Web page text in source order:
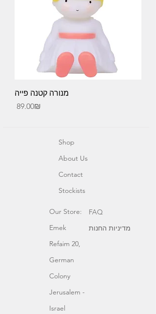
מנורה קטנה פייה
Price ‏89.00 ‏₪
Shop
About Us
Contact
Stockists
Our Store:
Emek
Refaim 20,
German
Colony
Jerusalem -
Israel
FAQ
מדיניות החנות